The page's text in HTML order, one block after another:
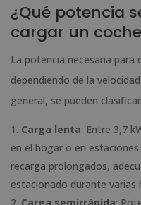
¿Qué potencia
cargar un
La potencia necesaria para
dependiendo de la
general, se pueden
Carga lenta: Entre 3,7
en el hogar o en
recarga prolongados,
estacionado durante varias